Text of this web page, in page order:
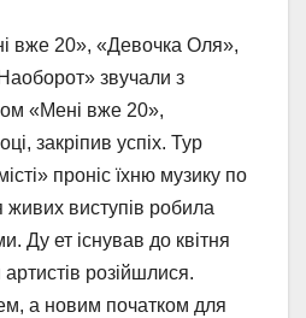
вже 20», «Девочка Оля»,
звучали з
«Мені вже 20»,
закріпив успіх. Тур
проніс їхню музику по
живих виступів робила
Ду ет існував до квітня
розійшлися.
а новим початком для